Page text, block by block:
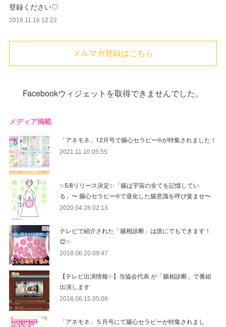
登録ください♡
2016.11.16 12:22
メルマガ登録はこちら
Facebookウィジェットを取得できませんでした。
メディア掲載
「アネモネ」12月号で腸心セラピー®︎が特集されました！
2021.11.10 05:55
✨5/8リリース決定✨「腸は宇宙の全てを記憶してい
る」〜 腸心セラピー®︎で退化した腸意識を呼び覚ませ〜
2020.04.28 02:13
テレビで紹介された「腸相診断」は誰にでもできます！
😊✨
2018.06.20 09:47
【テレビ出演情報✨】当協会代表 が「腸相診断」で番組
出演します
2018.06.15 05:06
「アネモネ」５月号にて腸心セラピーが特集されまし